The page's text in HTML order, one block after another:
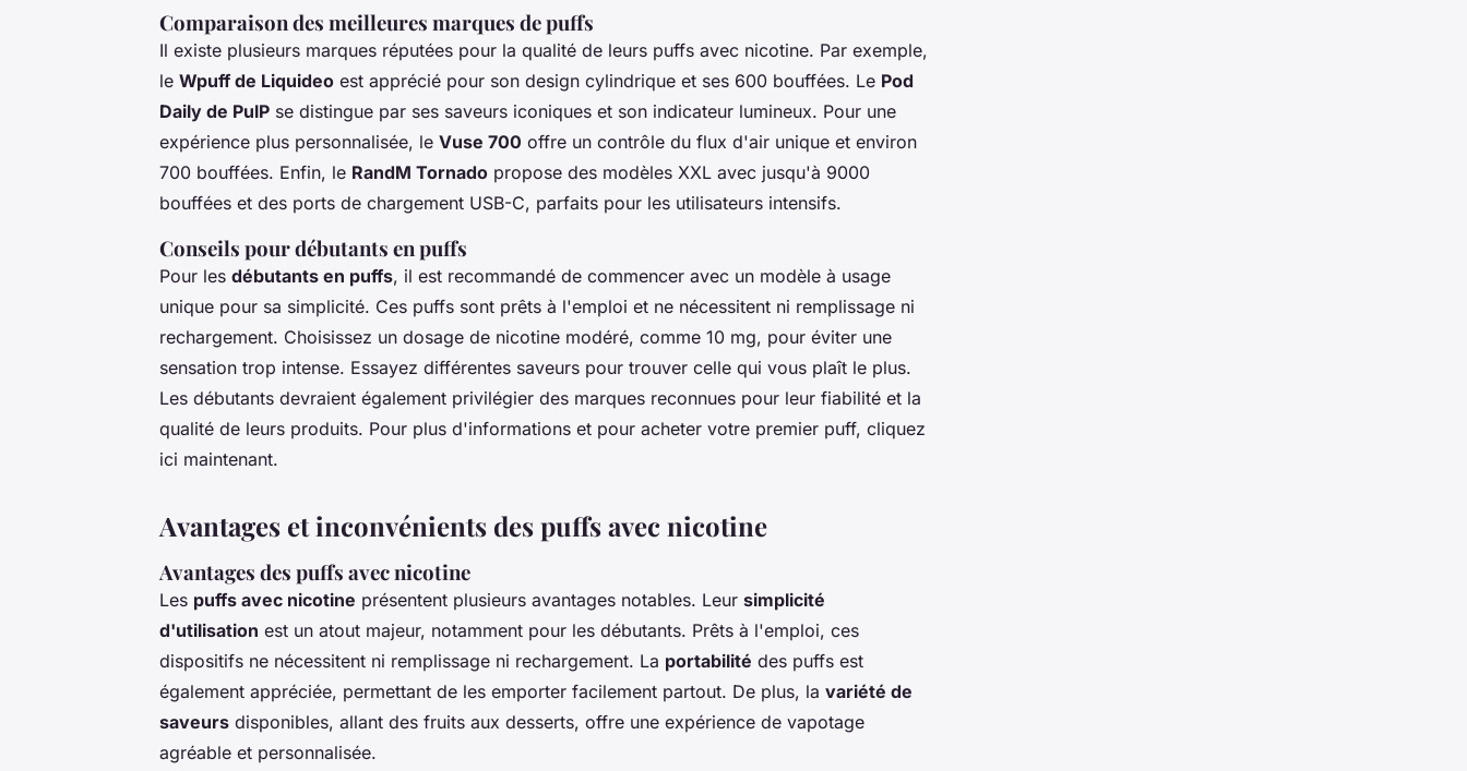
Comparaison des meilleures marques de puffs
Il existe plusieurs marques réputées pour la qualité de leurs puffs avec nicotine. Par exemple,
le Wpuff de Liquideo est apprécié pour son design cylindrique et ses 600 bouffées. Le Pod
Daily de PulP se distingue par ses saveurs iconiques et son indicateur lumineux. Pour une
expérience plus personnalisée, le Vuse 700 offre un contrôle du flux d'air unique et environ
700 bouffées. Enfin, le RandM Tornado propose des modèles XXL avec jusqu'à 9000
bouffées et des ports de chargement USB-C, parfaits pour les utilisateurs intensifs.
Conseils pour débutants en puffs
Pour les débutants en puffs, il est recommandé de commencer avec un modèle à usage
unique pour sa simplicité. Ces puffs sont prêts à l'emploi et ne nécessitent ni remplissage ni
rechargement. Choisissez un dosage de nicotine modéré, comme 10 mg, pour éviter une
sensation trop intense. Essayez différentes saveurs pour trouver celle qui vous plaît le plus.
Les débutants devraient également privilégier des marques reconnues pour leur fiabilité et la
qualité de leurs produits. Pour plus d'informations et pour acheter votre premier puff, cliquez
ici maintenant.
Avantages et inconvénients des puffs avec nicotine
Avantages des puffs avec nicotine
Les puffs avec nicotine présentent plusieurs avantages notables. Leur simplicité
d'utilisation est un atout majeur, notamment pour les débutants. Prêts à l'emploi, ces
dispositifs ne nécessitent ni remplissage ni rechargement. La portabilité des puffs est
également appréciée, permettant de les emporter facilement partout. De plus, la variété de
saveurs disponibles, allant des fruits aux desserts, offre une expérience de vapotage
agréable et personnalisée.